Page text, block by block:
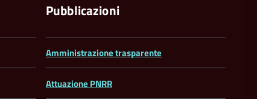
Pubblicazioni
Amministrazione trasparente
Attuazione PNRR